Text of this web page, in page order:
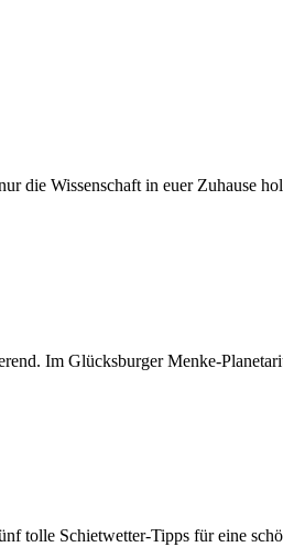
die Wissenschaft in euer Zuhause
Im Glücksburger Menke-
tolle Schietwetter-Tipps für eine